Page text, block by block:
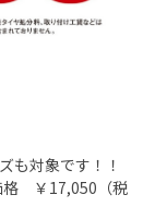
も対象です！！
格 ￥17,050 （税